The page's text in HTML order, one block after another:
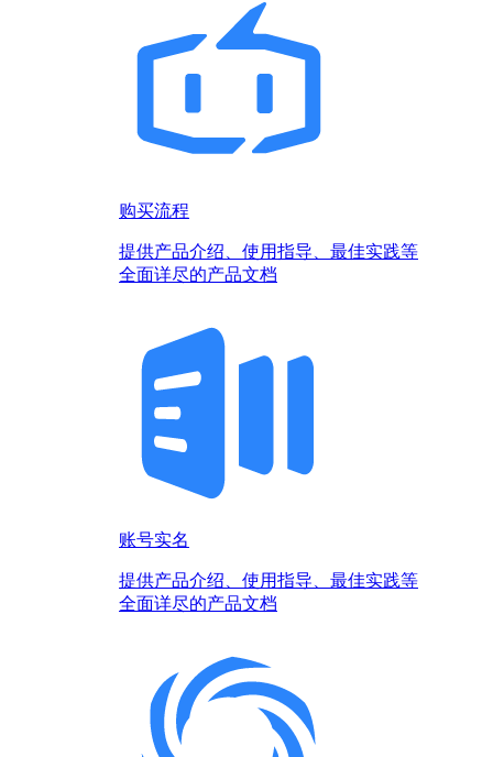
购买流程
提供产品介绍、使用指导、最佳实践等
全面详尽的产品文档
账号实名
提供产品介绍、使用指导、最佳实践等
全面详尽的产品文档